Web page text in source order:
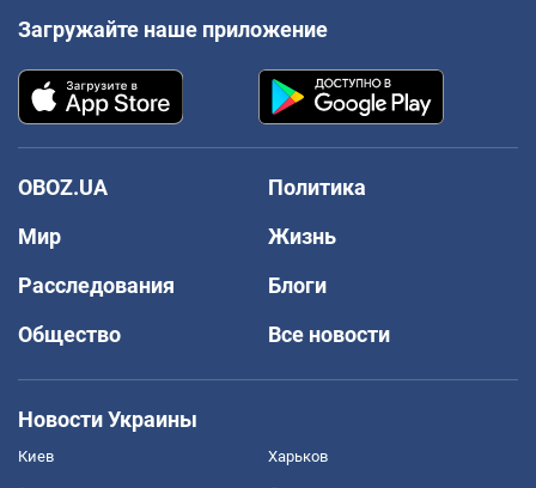
Загружайте наше приложение
OBOZ.UA
Политика
Мир
Жизнь
Расследования
Блоги
Общество
Все новости
Новости Украины
Киев Харьков